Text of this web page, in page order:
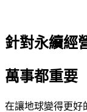
針對永續經
萬事都重要
在讓地球變得更好